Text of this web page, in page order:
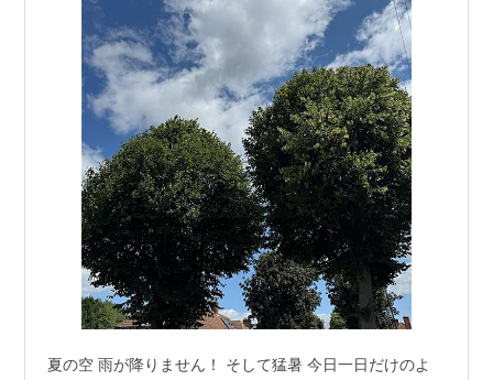
夏の空 雨が降りません！ そして猛暑 今日一日だけのよ